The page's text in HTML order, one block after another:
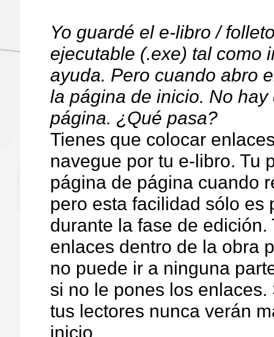
Yo guardé el e-libro /
ejecutable (.exe) tal como
ayuda. Pero cuando abro
la página de inicio. No
página. ¿Qué pasa?
Tienes que colocar
navegue por tu e-libro. Tu
página de página cuando
pero esta facilidad sólo es
durante la fase de
enlaces dentro de la obra
no puede ir a ninguna
si no le pones los
tus lectores nunca verán
inicio.